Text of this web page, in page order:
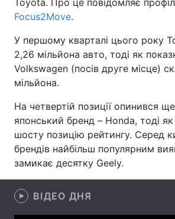
Головна Війна
Економіка Світ
Спорт
Техно і зв'язок Лайт
Зброя
Здоров'я
Цікавинки
Екологія Регіони
Toyota. Про це повідомляє
Focus2Move.
У першому кварталі цього року
2,26 мільйона авто, тоді як
Volkswagen (посів друге місце)
мільйона.
На четвертій позиції опинився
японський бренд – Honda, тоді як
шосту позицію рейтингу. Серед
брендів найбільш популярним
замикає десятку Geely.
ВІДЕО ДНЯ